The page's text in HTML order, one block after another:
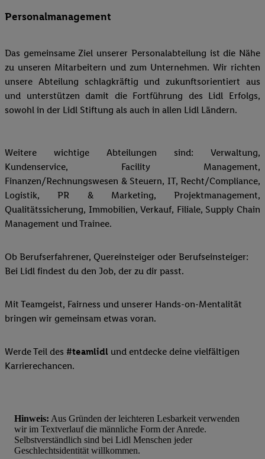
Personalmanagement
Das gemeinsame Ziel unserer Personalabteilung ist die Nähe
zu unseren Mitarbeitern und zum Unternehmen. Wir richten
unsere Abteilung schlagkräftig und zukunftsorientiert aus
und unterstützen damit die Fortführung des Lidl Erfolgs,
sowohl in der Lidl Stiftung als auch in allen Lidl Ländern.
Weitere wichtige Abteilungen sind: Verwaltung,
Kundenservice, Facility Management,
Finanzen/Rechnungswesen & Steuern, IT, Recht/Compliance,
Logistik, PR & Marketing, Projektmanagement,
Qualitätssicherung, Immobilien, Verkauf, Filiale, Supply Chain
Management und Trainee.
Ob Berufserfahrener, Quereinsteiger oder Berufseinsteiger:
Bei Lidl findest du den Job, der zu dir passt.
Mit Teamgeist, Fairness und unserer Hands-on-Mentalität
bringen wir gemeinsam etwas voran.
Werde Teil des #teamlidl und entdecke deine vielfältigen
Karrierechancen.
Hinweis: Aus Gründen der leichteren Lesbarkeit verwenden
wir im Textverlauf die männliche Form der Anrede.
Selbstverständlich sind bei Lidl Menschen jeder
Geschlechtsidentität willkommen.